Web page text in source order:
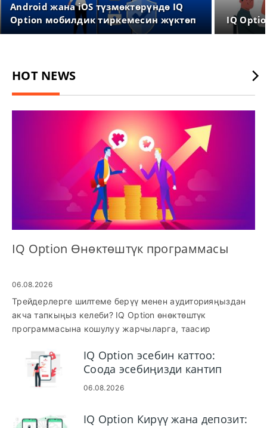
Android жана iOS түзмөктөрүндө IQ
Option мобилдик тиркемесин жүктөп
алып, орнотуңуз
IQ
HOT NEWS
IQ Option Өнөктөштүк программасы
06.08.2026
Трейдерлерге шилтеме берүү менен аудиторияңыздан
акча тапкыңыз келеби? IQ Option өнөктөштүк
программасына кошулуу жарчыларга, таасир
шилтемелери, CPA сунуштары же киреше бөлүшүү
аркылуу комиссияларды алууга мүмкүнчүлүк берет.
Колдонмодон төлөмдөргө тез өтүү үчүн өнөктөштүк
жөндөшүңүз керек. Көптөгөн талапкерлер толук эмес
IQ Option эсебин каттоо:
Соода эсебиңизди кантип
каттаса болот
06.08.2026
IQ Option Кирүү жана депозит: